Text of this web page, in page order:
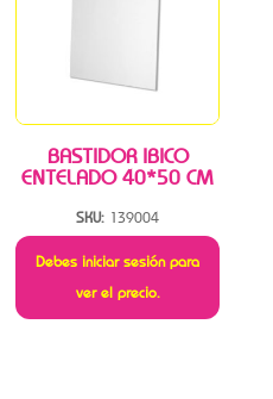
BASTIDOR IBICO
ENTELADO 40*50 CM
SKU: 139004
Debes iniciar sesión para
ver el precio.